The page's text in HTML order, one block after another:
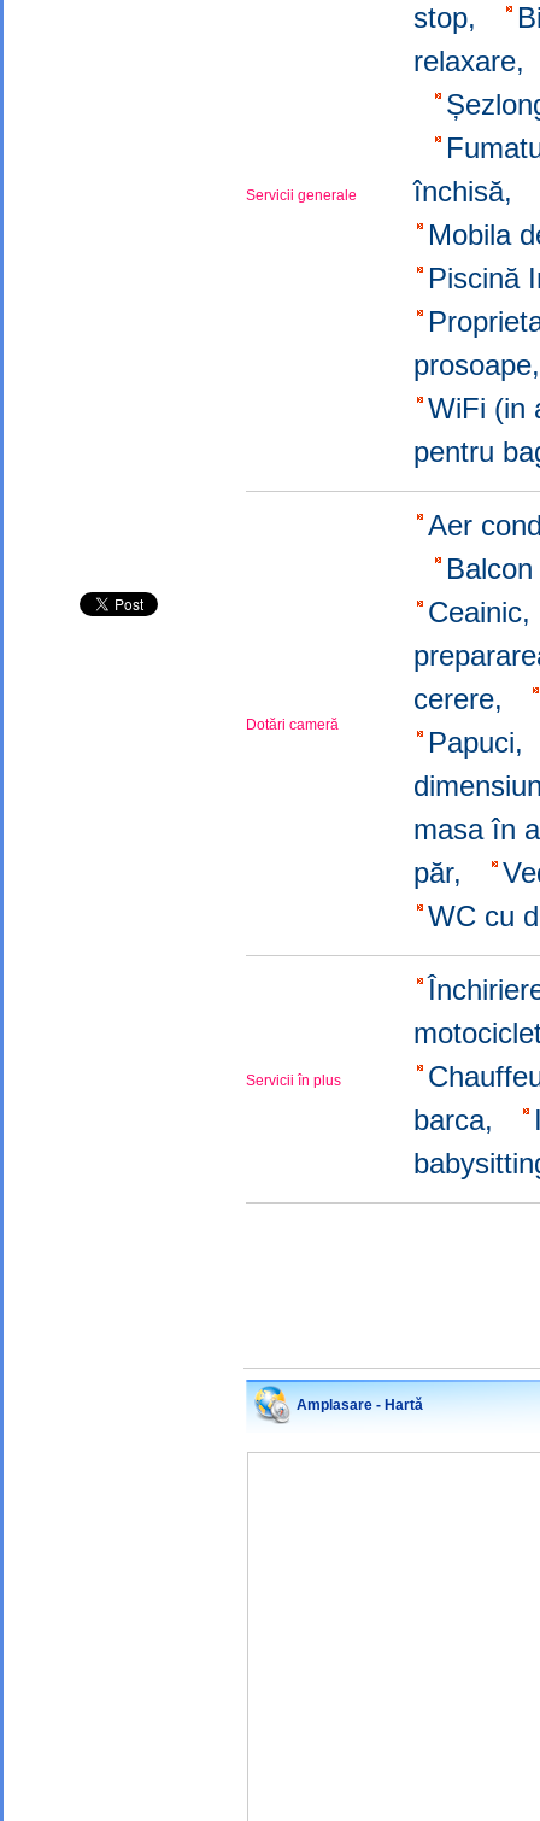
Servicii generale
stop,
relaxare,
închisă,
Mobila
Piscină
WiFi
pentru
Dotări cameră
Aer
cerere,
Papuci,
masa în
păr,
WC cu
Servicii în plus
barca,
Amplasare - Hartă